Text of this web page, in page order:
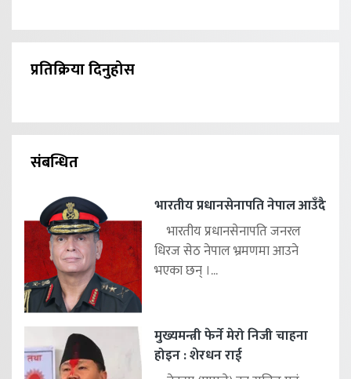
प्रतिक्रिया दिनुहोस
संबन्धित
भारतीय प्रधानसेनापति नेपाल आउँदै
भारतीय प्रधानसेनापति जनरल
धिरज सेठ नेपाल भ्रमणमा आउने
भएका छन् ।...
मुख्यमन्त्री फेर्ने मेरो निजी चाहना
होइन : शेरधन राई